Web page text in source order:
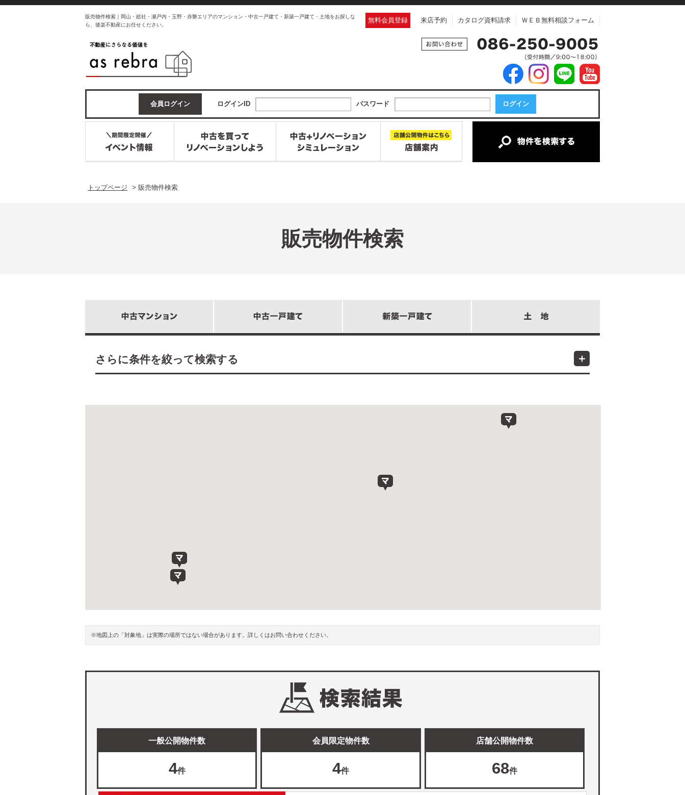
販売物件検索｜岡山・総社・瀬戸内・玉野・赤磐エリアのマンション・中古一戸建て・新築一戸建て・土地をお探しな
ら、後楽不動産にお任せください。
無料会員登録 来店予約 カタログ資料請求 ＷＥＢ無料相談フォーム
会員ログイン ログインID パスワード
トップページ
> 販売物件検索
販売物件検索
さらに条件を絞って検索する
※地図上の「対象地」は実際の場所ではない場合があります。詳しくはお問い合わせください。
一般公開物件数
4件
会員限定物件数
4件
店舗公開物件数
68件